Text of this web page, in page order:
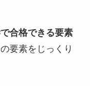
合格できる要素
要素をじっくり